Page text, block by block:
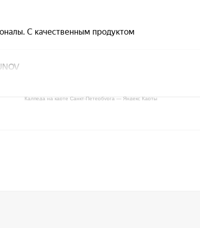
Калпеда на карте Санкт‑Петербурга — Яндекс Карты